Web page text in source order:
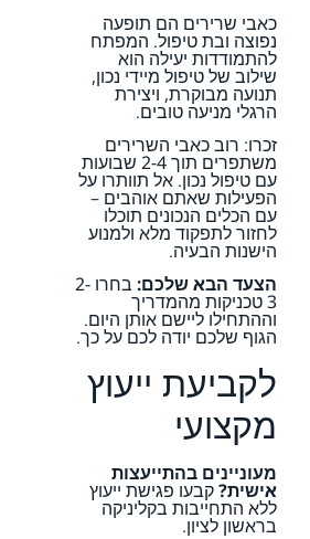
כאבי שרירים הם תופעה
נפוצה ובת טיפול. המפתח
להתמודדות יעילה הוא
שילוב של טיפול מיידי נכון,
תנועה מבוקרת, ויצירת
הרגלי מניעה טובים.
זכרו: רוב כאבי השרירים
משתפרים תוך 2-4 שבועות
עם טיפול נכון. אל תוותרו על
הפעילות שאתם אוהבים –
עם הכלים הנכונים תוכלו
לחזור לתפקוד מלא ולמנוע
הישנות הבעיה.
הצעד הבא שלכם:
בחרו 2-
3 טכניקות מהמדריך
וההתחילו ליישם אותן היום.
הגוף שלכם יודה לכם על כך.
לקביעת ייעוץ
מקצועי
מעוניינים בהתייעצות
אישית?קבעו פגישת ייעוץ
ללא התחייבות בקליניקה
בראשון לציון.